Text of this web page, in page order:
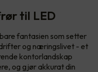
til LED
fantasien som setter
og næringslivet - et
kontorlandskap
og gjør akkurat din